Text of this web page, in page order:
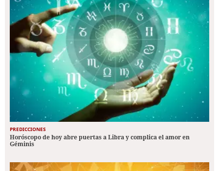
PREDICCIONES
Horóscopo de hoy abre puertas a Libra y complica el amor en
Géminis